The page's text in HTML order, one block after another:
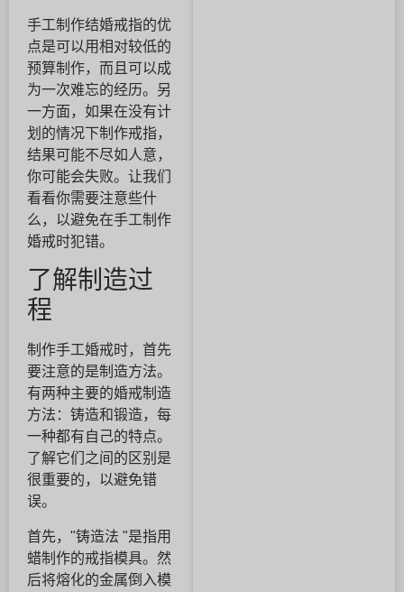
手工制作结婚戒指的优
点是可以用相对较低的
预算制作，而且可以成
为一次难忘的经历。另
一方面，如果在没有计
划的情况下制作戒指，
结果可能不尽如人意，
你可能会失败。让我们
看看你需要注意些什
么，以避免在手工制作
婚戒时犯错。
了解制造过
程
制作手工婚戒时，首先
要注意的是制造方法。
有两种主要的婚戒制造
方法：铸造和锻造，每
一种都有自己的特点。
了解它们之间的区别是
很重要的，以避免错
误。
首先，"铸造法 "是指用
蜡制作的戒指模具。然
后将熔化的金属倒入模